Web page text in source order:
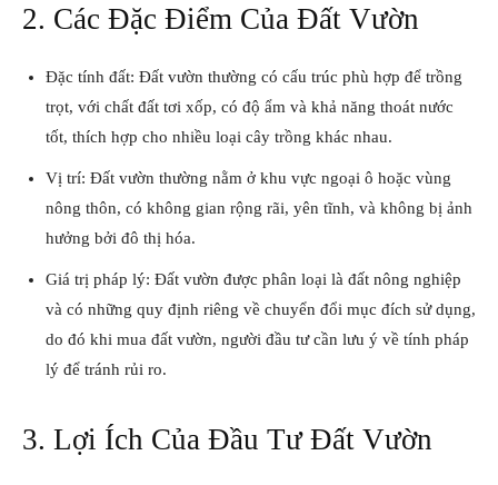
2. Các Đặc Điểm Của Đất Vườn
Đặc tính đất: Đất vườn thường có cấu trúc phù hợp để trồng
trọt, với chất đất tơi xốp, có độ ẩm và khả năng thoát nước
tốt, thích hợp cho nhiều loại cây trồng khác nhau.
Vị trí: Đất vườn thường nằm ở khu vực ngoại ô hoặc vùng
nông thôn, có không gian rộng rãi, yên tĩnh, và không bị ảnh
hưởng bởi đô thị hóa.
Giá trị pháp lý: Đất vườn được phân loại là đất nông nghiệp
và có những quy định riêng về chuyển đổi mục đích sử dụng,
do đó khi mua đất vườn, người đầu tư cần lưu ý về tính pháp
lý để tránh rủi ro.
3. Lợi Ích Của Đầu Tư Đất Vườn